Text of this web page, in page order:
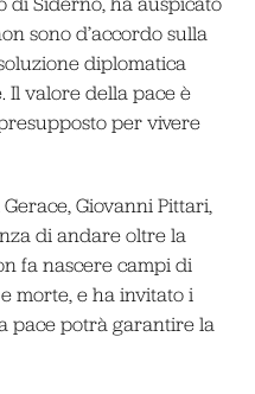
sono d’accordo sulla
diplomatica
Il valore della pace è
per vivere
Giovanni Pittari,
di andare oltre la
fa nascere campi di
morte, e ha invitato i
pace potrà garantire la